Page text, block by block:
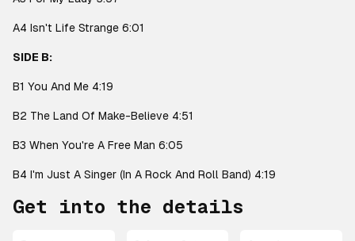
A4 Isn't Life Strange 6:01
SIDE B:
B1 You And Me 4:19
B2 The Land Of Make-Believe 4:51
B3 When You're A Free Man 6:05
B4 I'm Just A Singer (In A Rock And Roll Band) 4:19
Get into the details